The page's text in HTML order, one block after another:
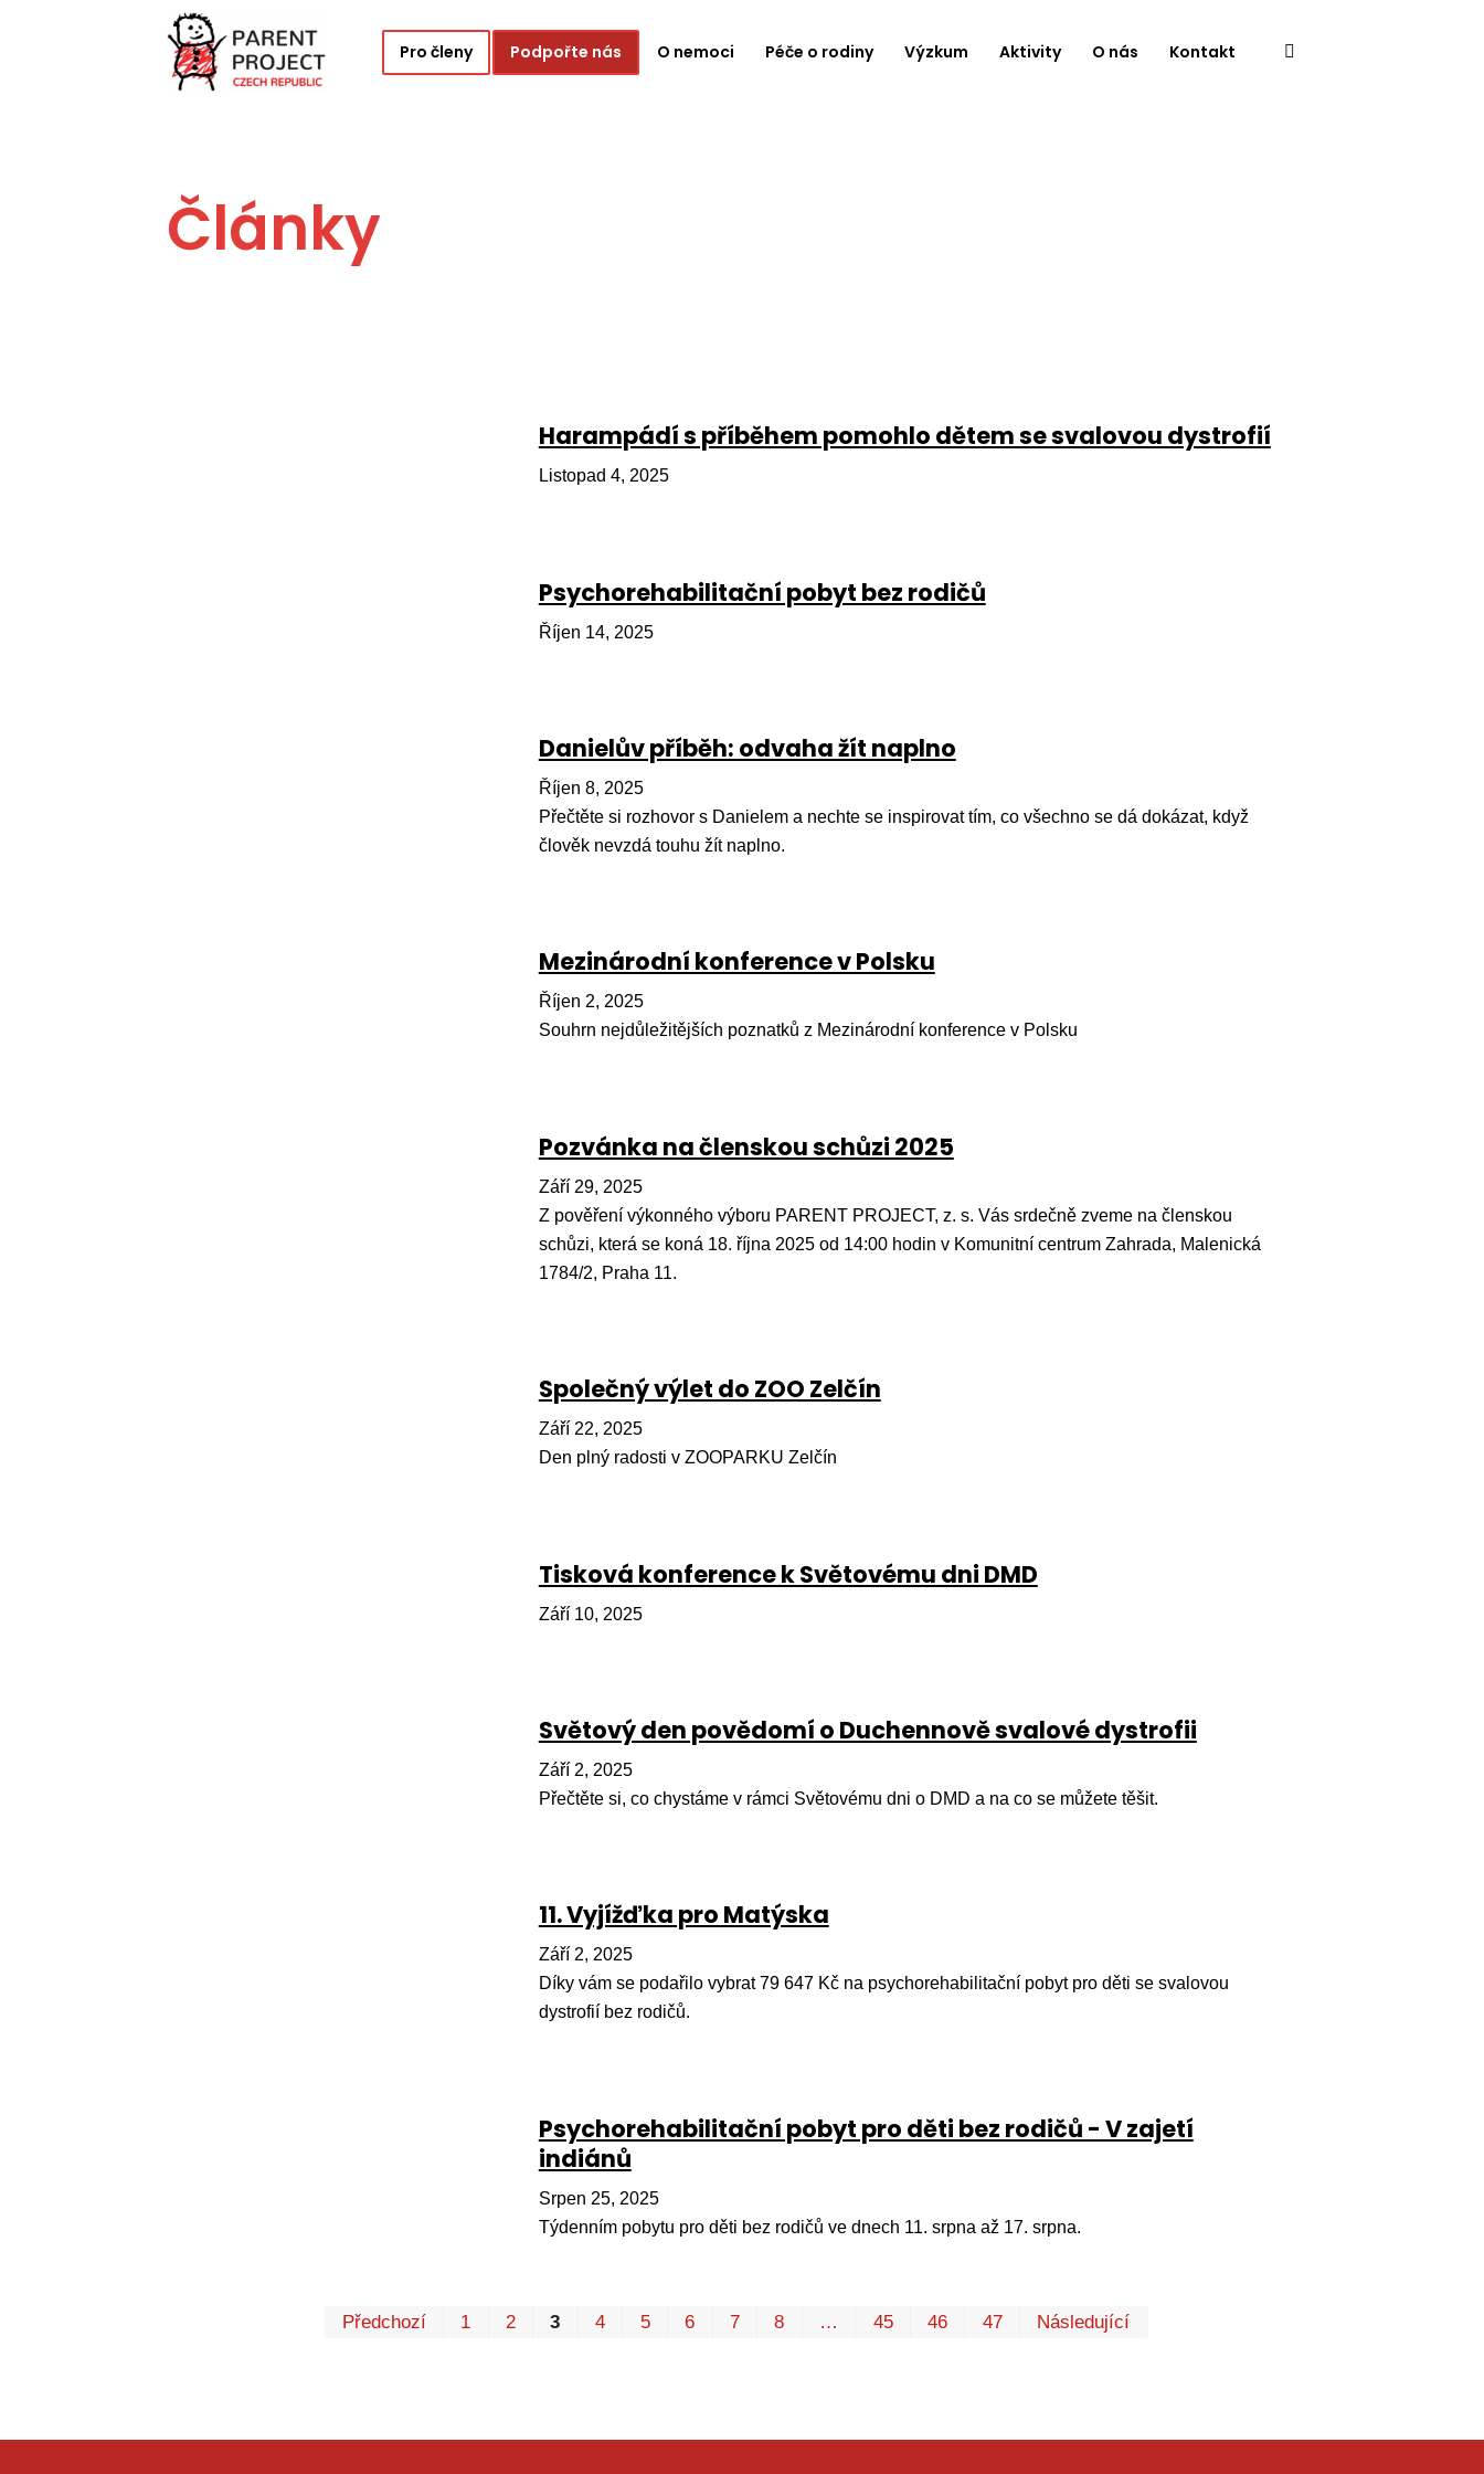
Pro členy Podpořte nás O nemoci Péče o rodiny Výzkum Aktivity O nás Kontakt
Články
Harampádí s příběhem pomohlo dětem se svalovou dystrofií
Listopad 4, 2025
Psychorehabilitační pobyt bez rodičů
Říjen 14, 2025
Danielův příběh: odvaha žít naplno
Říjen 8, 2025
Přečtěte si rozhovor s Danielem a nechte se inspirovat tím, co všechno se dá dokázat, když
člověk nevzdá touhu žít naplno.
Mezinárodní konference v Polsku
Říjen 2, 2025
Souhrn nejdůležitějších poznatků z Mezinárodní konference v Polsku
Pozvánka na členskou schůzi 2025
Září 29, 2025
Z pověření výkonného výboru PARENT PROJECT, z. s. Vás srdečně zveme na členskou
schůzi, která se koná 18. října 2025 od 14:00 hodin v Komunitní centrum Zahrada, Malenická
1784/2, Praha 11.
Společný výlet do ZOO Zelčín
Září 22, 2025
Den plný radosti v ZOOPARKU Zelčín
Tisková konference k Světovému dni DMD
Září 10, 2025
Světový den povědomí o Duchennově svalové dystrofii
Září 2, 2025
Přečtěte si, co chystáme v rámci Světovému dni o DMD a na co se můžete těšit.
11. Vyjížďka pro Matýska
Září 2, 2025
Díky vám se podařilo vybrat 79 647 Kč na psychorehabilitační pobyt pro děti se svalovou
dystrofií bez rodičů.
Psychorehabilitační pobyt pro děti bez rodičů - V zajetí
indiánů
Srpen 25, 2025
Týdenním pobytu pro děti bez rodičů ve dnech 11. srpna až 17. srpna.
Předchozí 1 2 3 4 5 6 7 8 … 45 46 47 Následující